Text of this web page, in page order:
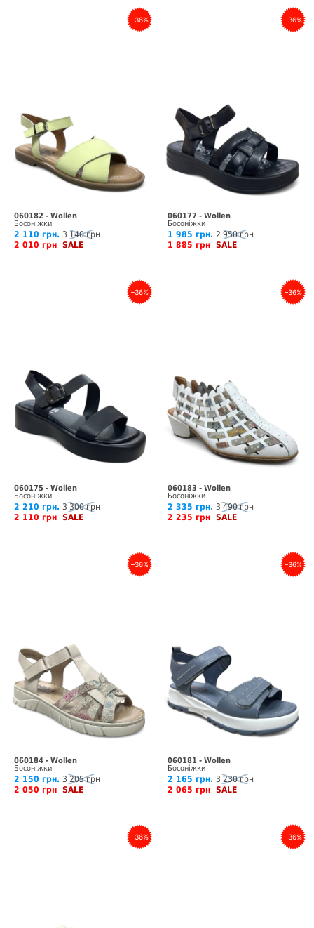
–36%
060182 - Wollen
Босоніжки
2 110 грн. 3 140 грн
2 010 грн SALE
–36%
060177 - Wollen
Босоніжки
1 985 грн. 2 950 грн
1 885 грн SALE
–36%
060175 - Wollen
Босоніжки
2 210 грн. 3 300 грн
2 110 грн SALE
–36%
060183 - Wollen
Босоніжки
2 335 грн. 3 490 грн
2 235 грн SALE
–36%
060184 - Wollen
Босоніжки
2 150 грн. 3 205 грн
2 050 грн SALE
–36%
060181 - Wollen
Босоніжки
2 165 грн. 3 230 грн
2 065 грн SALE
–36% –36%